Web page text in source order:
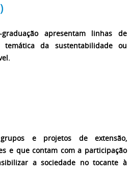
apresentam linhas de
temática da sustentabilidade ou
grupos e projetos de extensão,
e que contam com a participação
a sociedade no tocante à